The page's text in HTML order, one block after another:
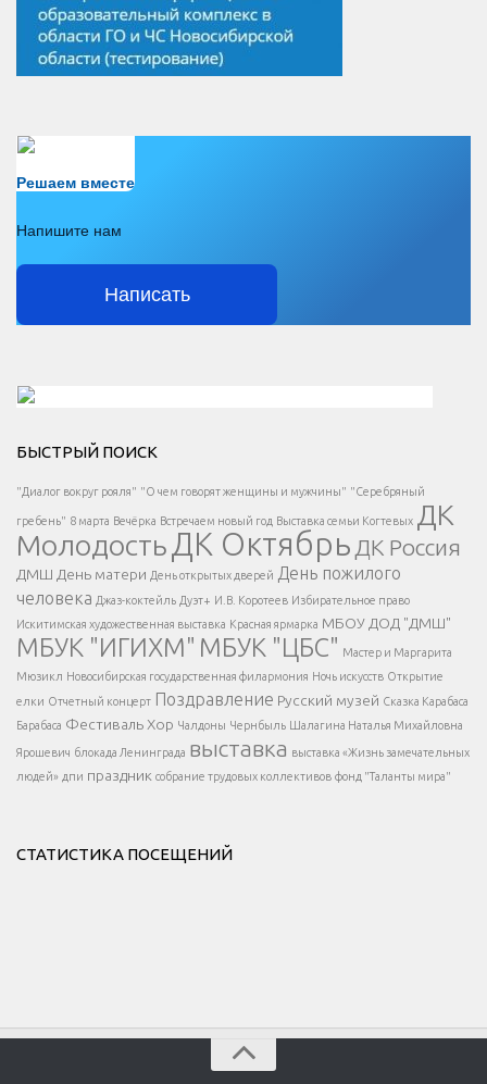
Решаем вместе
Напишите нам
Написать
Есть вопрос?
Напишите нам
</span >
Написать
</button >
</div >
</div > </div >
БЫСТРЫЙ ПОИСК
"Диалог вокруг рояля" "О чем говорят женщины и мужчины" "Серебряный
гребень" 8 марта Вечёрка Встречаем новый год Выставка семьи Когтевых ДК
МолодостьДК Октябрь ДК Россия
ДМШ День матери День открытых дверей День пожилого
человека Джаз-коктейль Дуэт+ И.В. Коротеев Избирательное право
Искитимская художественная выставка Красная ярмарка МБОУ ДОД "ДМШ"
МБУК "ИГИХМ" МБУК "ЦБС" Мастер и Маргарита
Мюзикл Новосибирская государственная филармония Ночь искусств Открытие
елки Отчетный концерт Поздравление Русский музей Сказка Карабаса
Барабаса Фестиваль Хор Чалдоны Чернбыль Шалагина Наталья Михайловна
Ярошевич блокада Ленинграда выставка выставка «Жизнь замечательных
людей» дпи праздник собрание трудовых коллективов фонд "Таланты мира"
СТАТИСТИКА ПОСЕЩЕНИЙ